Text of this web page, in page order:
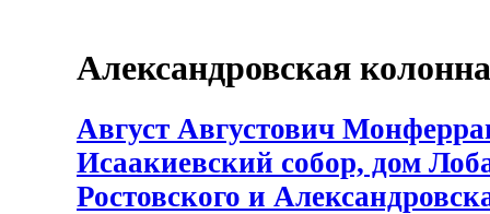
Александровская колонна
Август Августович
Исаакиевский собор, дом
Ростовского и